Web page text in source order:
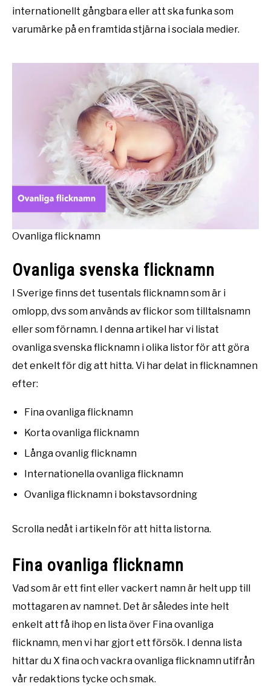
internationellt gångbara eller att ska funka som
varumärke på en framtida stjärna i sociala medier.
Ovanliga flicknamn
Ovanliga svenska flicknamn
I Sverige finns det tusentals flicknamn som är i
omlopp, dvs som används av flickor som tilltalsnamn
eller som förnamn. I denna artikel har vi listat
ovanliga svenska flicknamn i olika listor för att göra
det enkelt för dig att hitta. Vi har delat in flicknamnen
efter:
Fina ovanliga flicknamn
Korta ovanliga flicknamn
Långa ovanlig flicknamn
Internationella ovanliga flicknamn
Ovanliga flicknamn i bokstavsordning
Scrolla nedåt i artikeln för att hitta listorna.
Fina ovanliga flicknamn
Vad som är ett fint eller vackert namn är helt upp till
mottagaren av namnet. Det är således inte helt
enkelt att få ihop en lista över Fina ovanliga
flicknamn, men vi har gjort ett försök. I denna lista
hittar du X fina och vackra ovanliga flicknamn utifrån
vår redaktions tycke och smak.